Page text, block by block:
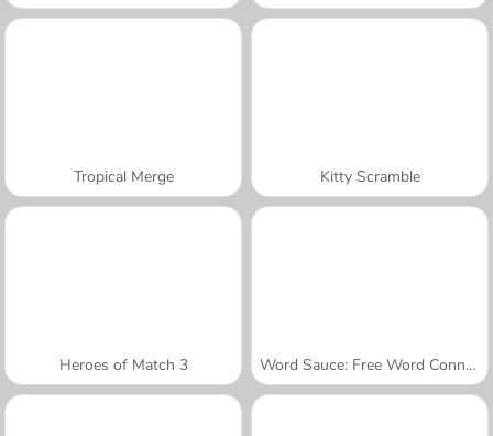
Tropical Merge Kitty Scramble
Heroes of Match 3 Word Sauce: Free Word Connect Puzzle